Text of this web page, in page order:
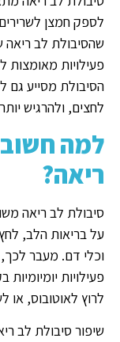
לספק חמצן
שהסיבולת לב ריאה
פעילויות מאומצות
הסיבולת מסייע
לחצים, ולהרגיש
למה
ריאה?
סיבולת לב ריאה
על בריאות הלב,
וכלי דם. מעבר
פעילויות
לרוץ לאוטובוס, או
שיפור סיבולת לב